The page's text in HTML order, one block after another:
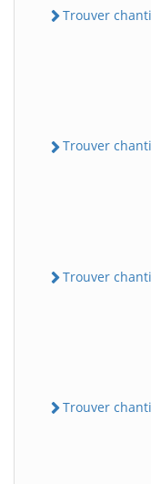
Trouver
Trouver
Trouver
Trouver